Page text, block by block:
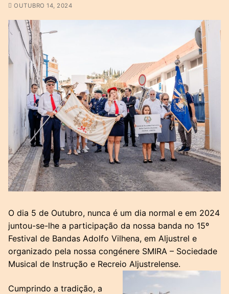
OUTUBRO 14, 2024
O dia 5 de Outubro, nunca é um dia normal e em 2024
juntou-se-lhe a participação da nossa banda no 15º
Festival de Bandas Adolfo Vilhena, em Aljustrel e
organizado pela nossa congénere SMIRA – Sociedade
Musical de Instrução e Recreio Aljustrelense.
Cumprindo a tradição, a